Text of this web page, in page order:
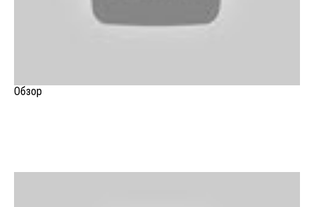
Обзор